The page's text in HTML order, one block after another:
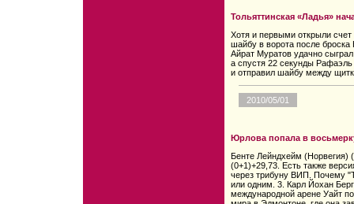
Тольяттинская «Ладья»
Хотя и первыми открыли
шайбу в ворота после
Айрат Муратов удачно
а спустя 22 секунды
и отправил шайбу между
2010/05/01
Юрлова попала в
Бенте Лейндхейм
(0+1)+29,73. Есть также
через трибуну ВИП. Почему
или одним. 3. Карл Йохан
международной арене Уайт